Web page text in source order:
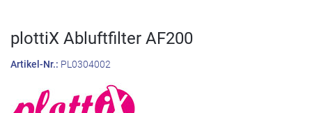
plottiX Abluftfilter AF200
Artikel-Nr.: PL0304002